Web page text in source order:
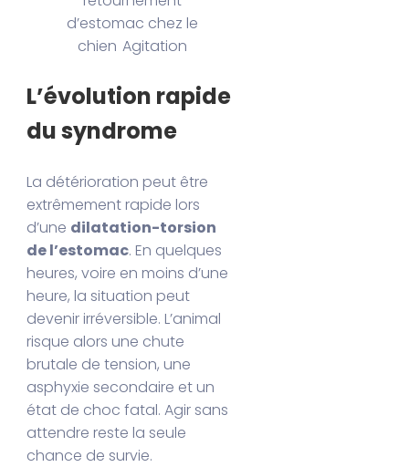
d’estomac chez le
chien Agitation
L’évolution rapide
du syndrome
La détérioration peut être
extrêmement rapide lors
d’une dilatation-torsion
de l’estomac. En quelques
heures, voire en moins d’une
heure, la situation peut
devenir irréversible. L’animal
risque alors une chute
brutale de tension, une
asphyxie secondaire et un
état de choc fatal. Agir sans
attendre reste la seule
chance de survie.